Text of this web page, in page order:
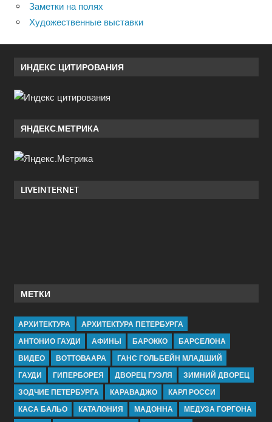
Заметки на полях
Художественные выставки
ИНДЕКС ЦИТИРОВАНИЯ
ЯНДЕКС.МЕТРИКА
LIVEINTERNET
МЕТКИ
АРХИТЕКТУРА
АРХИТЕКТУРА ПЕТЕРБУРГА
АНТОНИО ГАУДИ
АФИНЫ БАРОККО
БАРСЕЛОНА
ВИДЕО
ВОТТОВААРА
ГАНС ГОЛЬБЕЙН МЛАДШИЙ
ГАУДИ
ГИПЕРБОРЕЯ ДВОРЕЦ ГУЭЛЯ
ЗИМНИЙ ДВОРЕЦ
ЗОДЧИЕ ПЕТЕРБУРГА
КАРАВАДЖО
КАРЛ РОССИ
КАСА БАЛЬО
КАТАЛОНИЯ МАДОННА
МЕДУЗА ГОРГОНА